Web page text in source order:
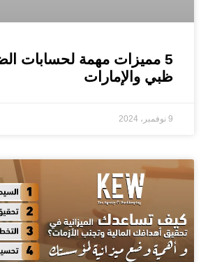
5 مميزات مهمة لحسابات
ظبي والإمارات
9 نوفمبر، 2024